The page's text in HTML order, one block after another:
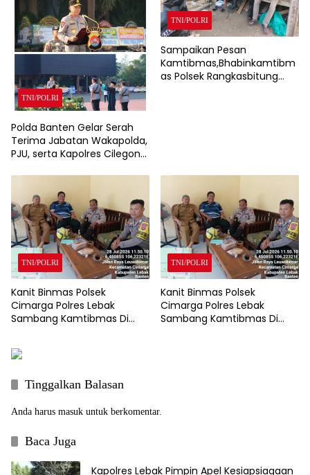
TNI/POLRI
Polda Banten Gelar Serah
Terima Jabatan Wakapolda,
PJU, serta Kapolres Cilegon
TNI/POLRI
Sampaikan Pesan
Kamtibmas,Bhabinkamtibm
as Polsek Rangkasbitung
TNI/POLRI
Kanit Binmas Polsek
Cimarga Polres Lebak
Sambang Kamtibmas Di
TNI/POLRI
Kanit Binmas Polsek
Cimarga Polres Lebak
Sambang Kamtibmas Di
Tinggalkan Balasan
Anda harus masuk untuk berkomentar.
Baca Juga
Kapolres Lebak Pimpin Apel Kesiapsiagaan